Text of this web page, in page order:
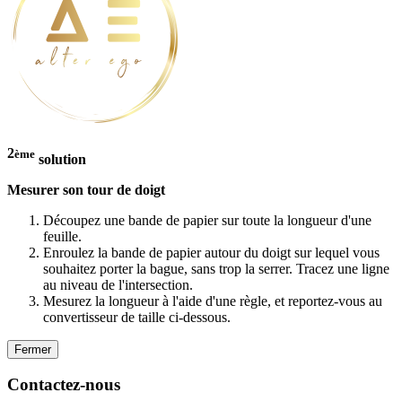
2ème solution
Mesurer son tour de doigt
Découpez une bande de papier sur toute la longueur d'une
feuille.
Enroulez la bande de papier autour du doigt sur lequel vous
souhaitez porter la bague, sans trop la serrer. Tracez une ligne
au niveau de l'intersection.
Mesurez la longueur à l'aide d'une règle, et reportez-vous au
convertisseur de taille ci-dessous.
Fermer
Contactez-nous